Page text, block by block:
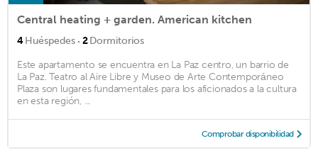
Central heating + garden. American kitchen
4Huéspedes · 2Dormitorios
Este apartamento se encuentra en La Paz centro, un barrio de
La Paz. Teatro al Aire Libre y Museo de Arte Contemporáneo
Plaza son lugares fundamentales para los aficionados a la cultura
en esta región, ...
Comprobar disponibilidad